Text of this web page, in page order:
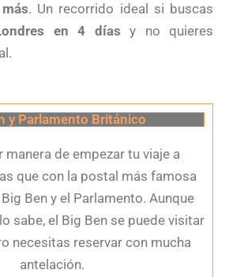
. Un recorrido ideal si buscas
en 4 días y no quieres
y Parlamento Británico
manera de empezar tu viaje a
que con la postal más famosa
Ben y el Parlamento. Aunque
sabe, el Big Ben se puede visitar
necesitas reservar con mucha
antelación.